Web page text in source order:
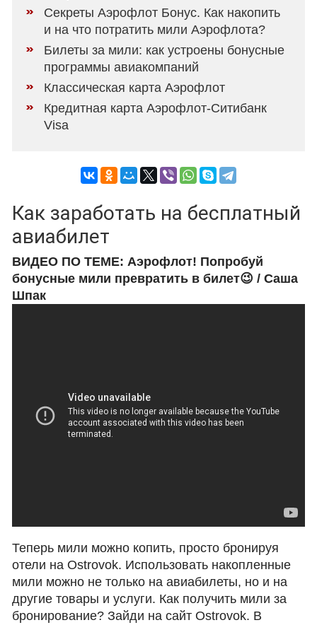
Секреты Аэрофлот Бонус. Как накопить
и на что потратить мили Аэрофлота?
Билеты за мили: как устроены бонусные
программы авиакомпаний
Классическая карта Аэрофлот
Кредитная карта Аэрофлот-Ситибанк
Visa
Как заработать на бесплатный
авиабилет
ВИДЕО ПО ТЕМЕ: Аэрофлот! Попробуй
бонусные мили превратить в билет😉 / Саша
Шпак
Теперь мили можно копить, просто бронируя
отели на Ostrovok. Использовать накопленные
мили можно не только на авиабилеты, но и на
другие товары и услуги. Как получить мили за
бронирование? Зайди на сайт Ostrovok. В